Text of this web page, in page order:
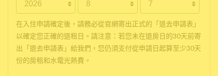
在入住申請確定後，請務必從官網寄出正式的「退去申請表」
以確定您正確的退租日。請注意：若您未在退房日的30天前寄
出「退去申請表」給我們，您仍須支付從申請日起算至少30天
份的房租和水電光熱費。